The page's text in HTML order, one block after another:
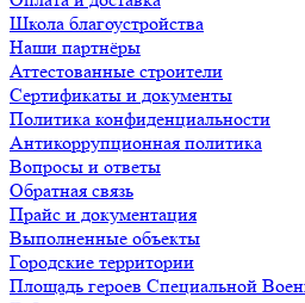
Школа благоустройства
Наши партнёры
Аттестованные строители
Сертификаты и документы
Политика конфиденциальности
Антикоррупционная политика
Вопросы и ответы
Обратная связь
Прайс и документация
Выполненные объекты
Городские территории
Площадь героев Специальной